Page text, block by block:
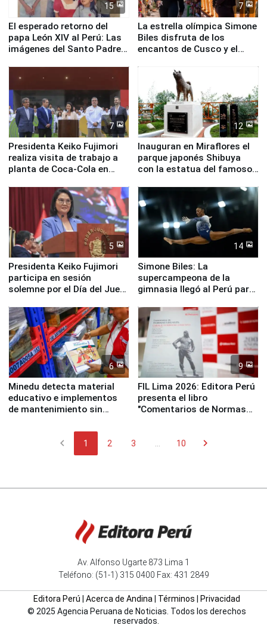
15
El esperado retorno del
papa León XIV al Perú: Las
imágenes del Santo Padre
7
La estrella olímpica Simone
Biles disfruta de los
encantos de Cusco y el
7
Presidenta Keiko Fujimori
realiza visita de trabajo a
planta de Coca-Cola en
12
Inauguran en Miraflores el
parque japonés Shibuya
con la estatua del famoso
5
Presidenta Keiko Fujimori
participa en sesión
solemne por el Día del Juez
14
Simone Biles: La
supercampeona de la
gimnasia llegó al Perú para
Panamericanos Lima 2027
6
Minedu detecta material
educativo e implementos
de mantenimiento sin
9
FIL Lima 2026: Editora Perú
presenta el libro
"Comentarios de Normas
chevron_left 1 2 3 10 chevron_right
Av. Alfonso Ugarte 873 Lima 1
Teléfono: (51-1) 315 0400 Fax: 431 2849
Editora Perú Acerca de Andina| Términos
Privacidad
© 2025 Agencia Peruana de Noticias. Todos los derechos
reservados.